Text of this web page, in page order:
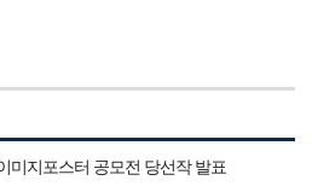
미지포스터 공모전 당선작 발표